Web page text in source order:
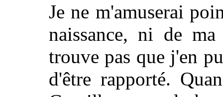
Je ne m'amuserai
naissance, ni de
trouve pas que j'en
d'être rapporté.